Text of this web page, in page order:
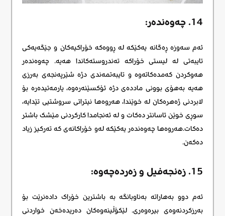
14. چەوەندەر:
ئەم سەوزە ڕەگانە یەکێکە لە ڕووەکە خۆراکیەکان و جێگەیەکی
تایبەتی لە لیستی خۆراکە تەندروستەکاندا هەیە. چەوەندەر
هەوکردن کەمدەکاتەوە و تایبەتمەندی دژە شێرپەنجەی بەرزی
هەیە بەهۆی بوونی ماددەی دژە ئۆکسێنەرەوە، یارمەتیدەرە بۆ
لابردنی ژەهرەکان لە خوێندا، هەروەها نیتراتی سروشتیی تێدایە،
سوڕی خوێن ئاسانتر دەکات و لە ئەنجامدا کارکردنی مێشک باشتر
دەکات.هەروەها چەوەندەر یەکێکە لەو خۆراکانەی کە تەرکیز زیاد
دەکەن.
15. زەنجەفیل و زەردەچەوە:
ئەم دوو بەهاراتە بەناوبانگە بە باشترین خۆراک دادەنرێت بۆ
بەرزکردنەوەی بیرەوەری. لێکۆڵینەوەکان دەریدەخەن خواردنی